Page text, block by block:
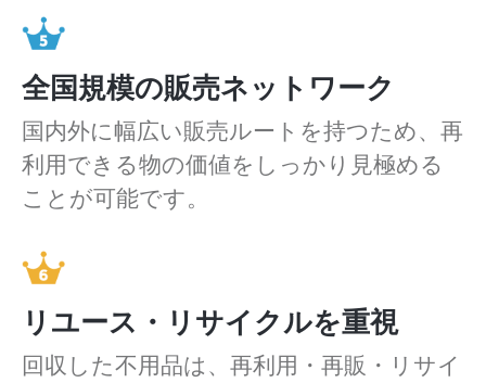
全国規模の販売ネットワーク
国内外に幅広い販売ルートを持つため、再
利用できる物の価値をしっかり見極める
ことが可能です。
リユース・リサイクルを重視
回収した不用品は、再利用・再販・リサイ